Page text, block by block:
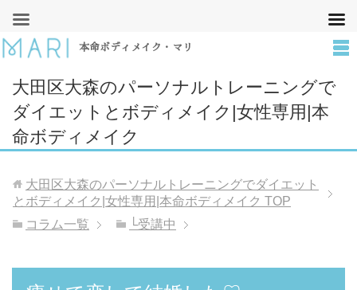
本命ボディメイク・マリ
大田区大森のパーソナルトレーニングで
ダイエットとボディメイク|女性専用|本
命ボディメイク
大田区大森のパーソナルトレーニングでダイエット
とボディメイク|女性専用|本命ボディメイク TOP
コラム一覧
└受講中